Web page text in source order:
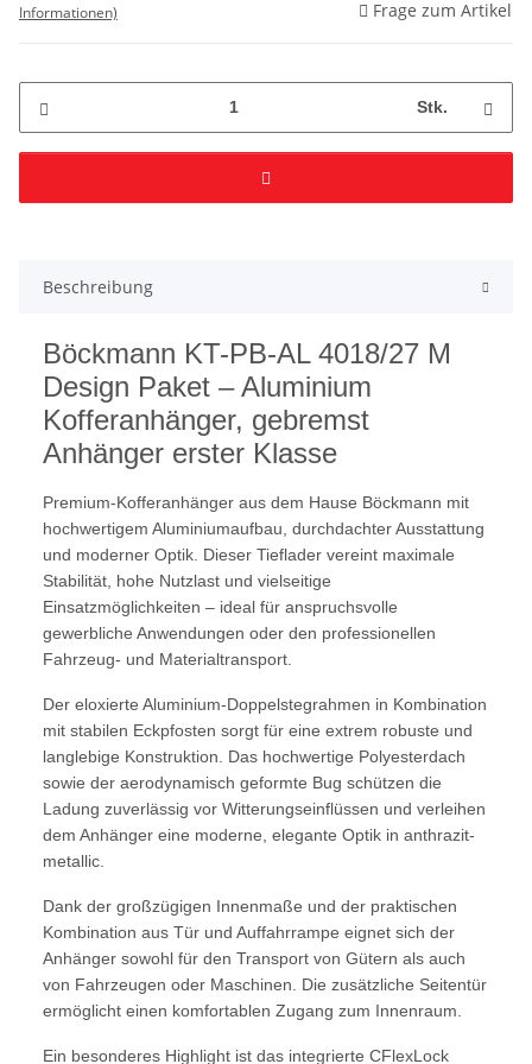
Informationen)
Frage zum Artikel
Stk.
Beschreibung
Böckmann KT-PB-AL 4018/27 M
Design Paket – Aluminium
Kofferanhänger, gebremst
Anhänger erster Klasse
Premium-Kofferanhänger aus dem Hause Böckmann mit
hochwertigem Aluminiumaufbau, durchdachter Ausstattung
und moderner Optik. Dieser Tieflader vereint maximale
Stabilität, hohe Nutzlast und vielseitige
Einsatzmöglichkeiten – ideal für anspruchsvolle
gewerbliche Anwendungen oder den professionellen
Fahrzeug- und Materialtransport.
Der eloxierte Aluminium-Doppelstegrahmen in Kombination
mit stabilen Eckpfosten sorgt für eine extrem robuste und
langlebige Konstruktion. Das hochwertige Polyesterdach
sowie der aerodynamisch geformte Bug schützen die
Ladung zuverlässig vor Witterungseinflüssen und verleihen
dem Anhänger eine moderne, elegante Optik in anthrazit-
metallic.
Dank der großzügigen Innenmaße und der praktischen
Kombination aus Tür und Auffahrrampe eignet sich der
Anhänger sowohl für den Transport von Gütern als auch
von Fahrzeugen oder Maschinen. Die zusätzliche Seitentür
ermöglicht einen komfortablen Zugang zum Innenraum.
Ein besonderes Highlight ist das integrierte CFlexLock